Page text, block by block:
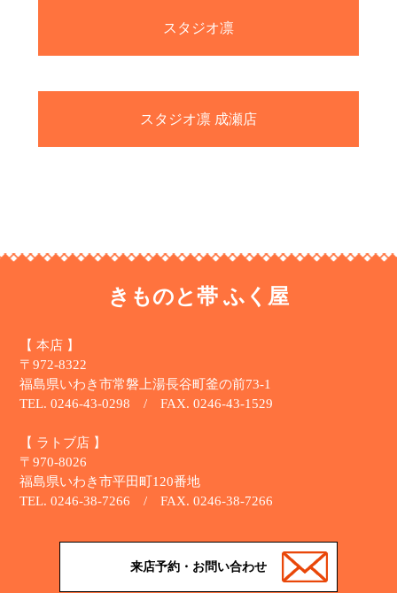
スタジオ凛
スタジオ凛 成瀬店
きものと帯 ふく屋
【 本店 】
〒972-8322
福島県いわき市常磐上湯長谷町釜の前73-1
TEL. 0246-43-0298 / FAX. 0246-43-1529
【 ラトブ店 】
〒970-8026
福島県いわき市平田町120番地
TEL. 0246-38-7266 / FAX. 0246-38-7266
来店予約・お問い合わせ